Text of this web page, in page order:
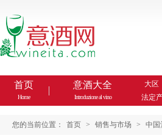
首页
Home
意酒大全
Introduzione al vino
大区
法定
您的当前位置： 首页 > 销售与市场 > 中国